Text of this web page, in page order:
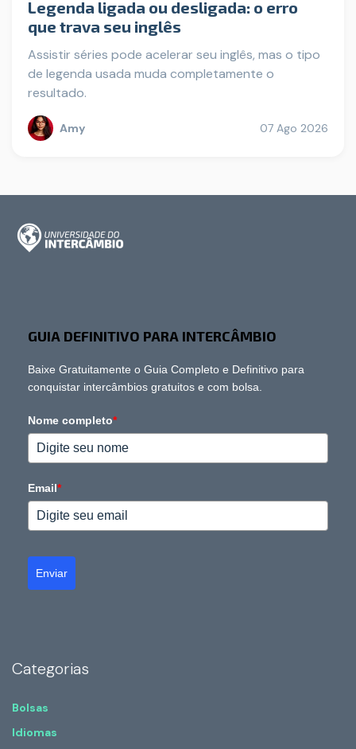
Legenda ligada ou desligada: o erro
que trava seu inglês
Assistir séries pode acelerar seu inglês, mas o tipo
de legenda usada muda completamente o
resultado.
Amy 07 Ago 2026
GUIA DEFINITIVO PARA INTERCÂMBIO
Baixe Gratuitamente o Guia Completo e Definitivo para
conquistar intercâmbios gratuitos e com bolsa.
Nome completo*
Email*
Enviar
Categorias
Bolsas
Idiomas